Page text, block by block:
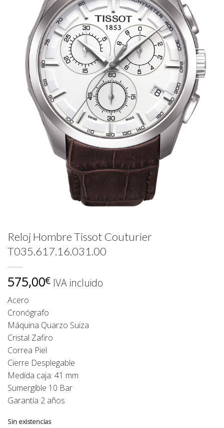
Reloj Hombre Tissot Couturier
T035.617.16.031.00
575,00€ IVA incluido
Acero
Cronógrafo
Máquina Quarzo Suiza
Cristal Zafiro
Correa Piel
Cierre Desplegable
Medída caja: 41 mm
Sumergible 10 Bar
Garantía 2 años
Sin existencias